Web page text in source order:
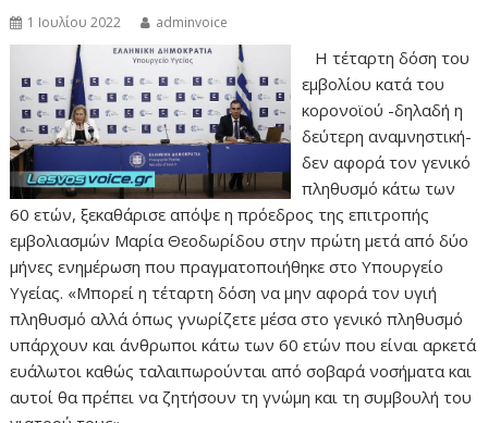
1 Ιουλίου 2022 adminvoice
Η τέταρτη δόση του
εμβολίου κατά του
κορονοϊού -δηλαδή η
δεύτερη αναμνηστική-
δεν αφορά τον γενικό
πληθυσμό κάτω των
60 ετών, ξεκαθάρισε απόψε η πρόεδρος της επιτροπής
εμβολιασμών Μαρία Θεοδωρίδου στην πρώτη μετά από δύο
μήνες ενημέρωση που πραγματοποιήθηκε στο Υπουργείο
Υγείας. «Μπορεί η τέταρτη δόση να μην αφορά τον υγιή
πληθυσμό αλλά όπως γνωρίζετε μέσα στο γενικό πληθυσμό
υπάρχουν και άνθρωποι κάτω των 60 ετών που είναι αρκετά
ευάλωτοι καθώς ταλαιπωρούνται από σοβαρά νοσήματα και
αυτοί θα πρέπει να ζητήσουν τη γνώμη και τη συμβουλή του